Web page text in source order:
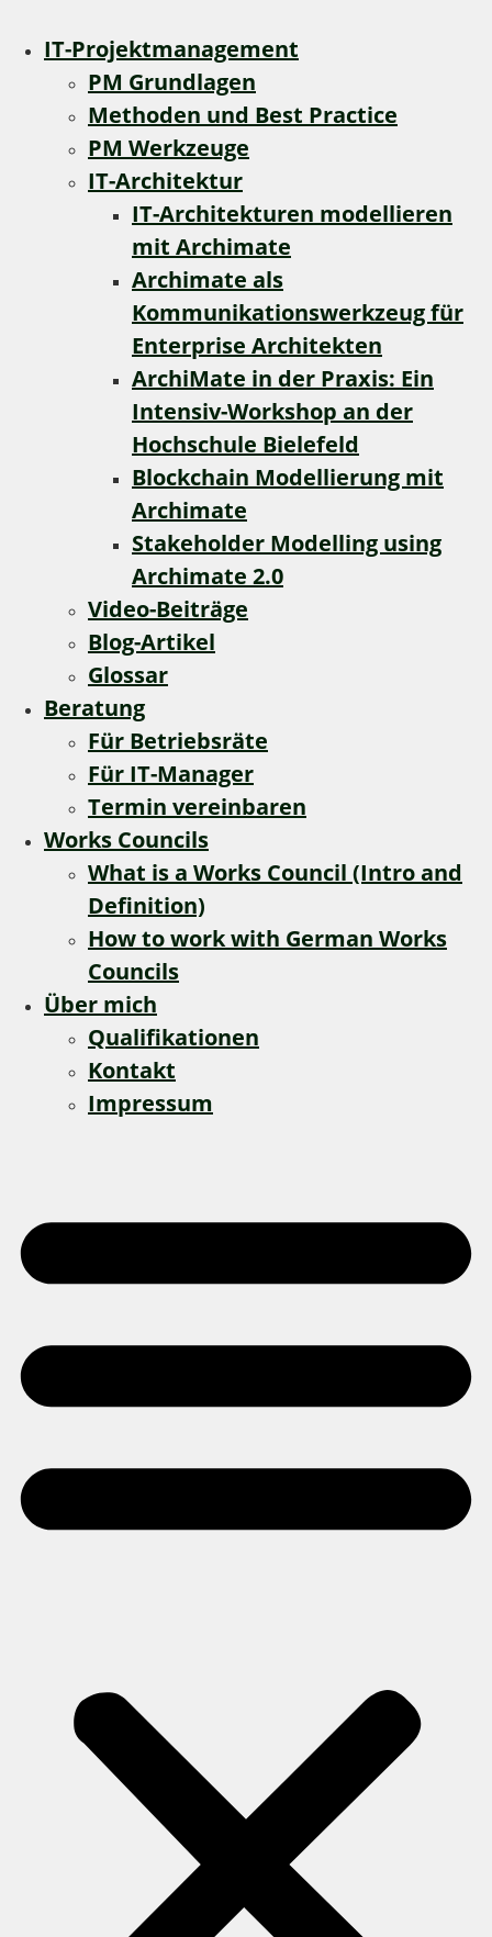
IT-Projektmanagement
PM Grundlagen
Methoden und Best Practice
PM Werkzeuge
IT-Architektur
IT-Architekturen modellieren
mit Archimate
Archimate als
Kommunikationswerkzeug für
Enterprise Architekten
ArchiMate in der Praxis: Ein
Intensiv-Workshop an der
Hochschule Bielefeld
Blockchain Modellierung mit
Archimate
Stakeholder Modelling using
Archimate 2.0
Video-Beiträge
Blog-Artikel
Glossar
Beratung
Für Betriebsräte
Für IT-Manager
Termin vereinbaren
Works Councils
What is a Works Council (Intro and
Definition)
How to work with German Works
Councils
Über mich
Qualifikationen
Kontakt
Impressum